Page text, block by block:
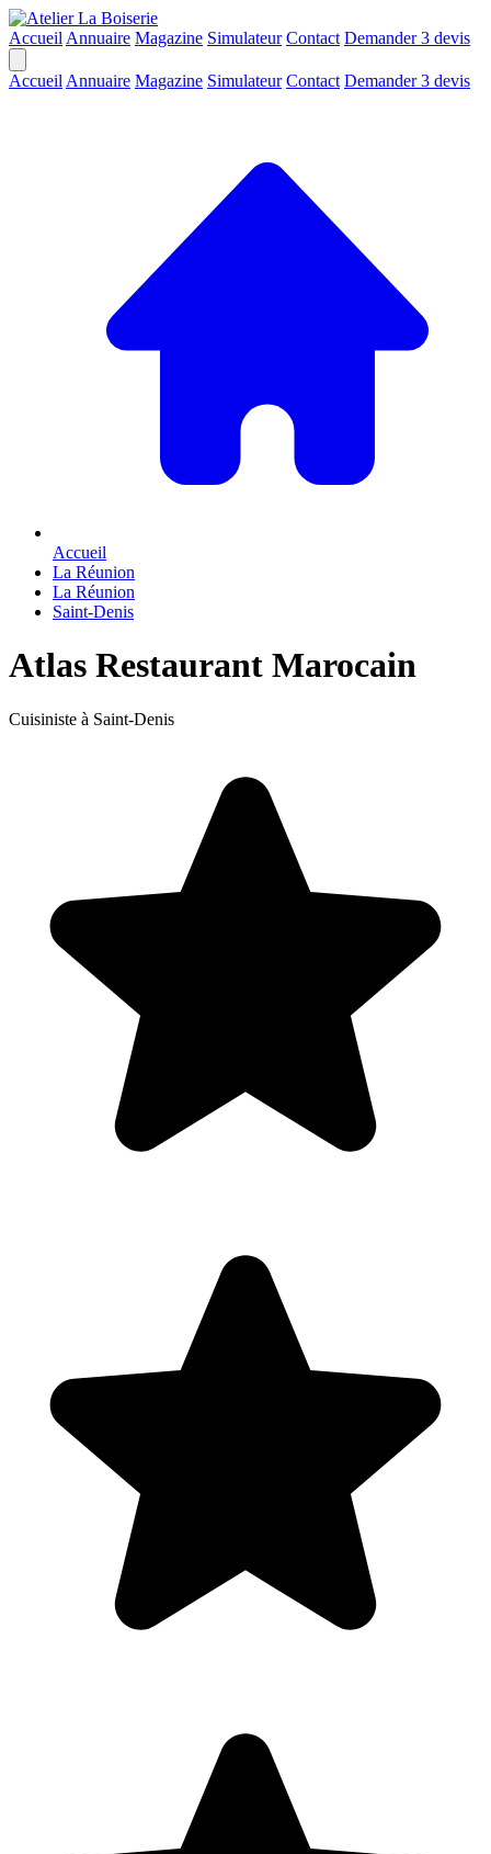
Accueil Annuaire Magazine Simulateur Contact Demander 3 devis
Accueil Annuaire Magazine Simulateur Contact Demander 3 devis
Accueil
La Réunion
La Réunion
Saint-Denis
Atlas Restaurant Marocain
Cuisiniste à Saint-Denis